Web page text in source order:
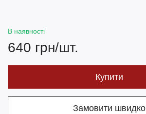
В наявності
640 грн/шт.
Купити
Замовити швидко